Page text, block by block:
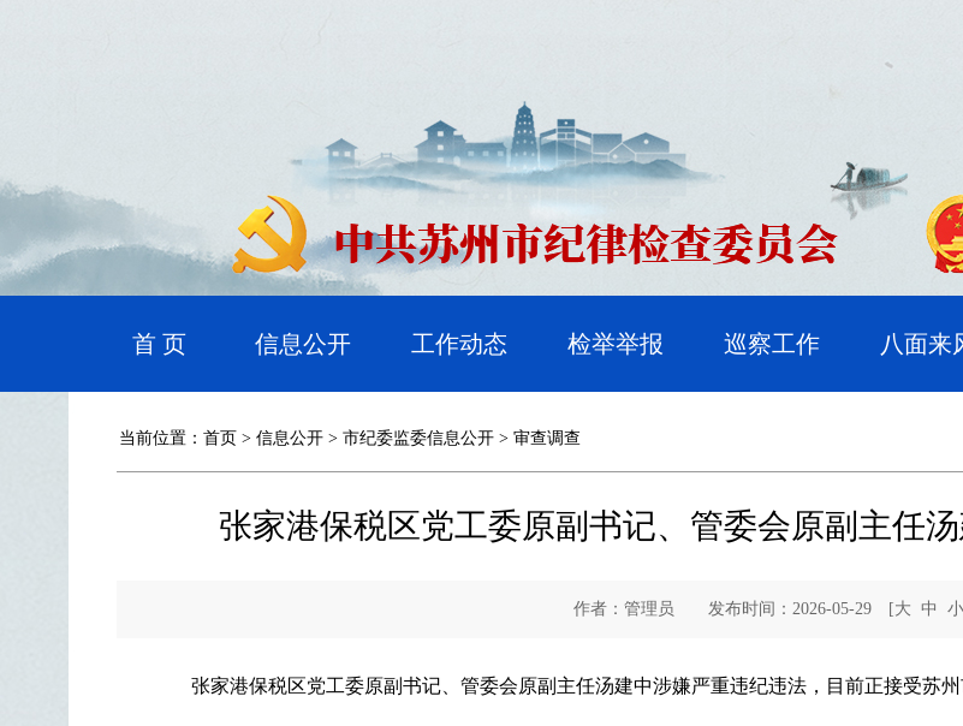
首 页 信息公开 工作动态 检举举报 巡察工作 八面来
当前位置： 首页 > 信息公开 > 市纪委监委信息公开 > 审查调查
张家港保税区党工委原副书记、管委会原副主任
作者：管理员 发布时间：2026-05-29 [大 中 小
张家港保税区党工委原副书记、管委会原副主任汤建中涉嫌严重违纪违法，目前正接受苏